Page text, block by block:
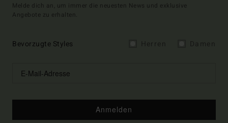
Melde dich an, um immer die neuesten News und exklusive
Angebote zu erhalten.
Bevorzugte Styles
Anmelden